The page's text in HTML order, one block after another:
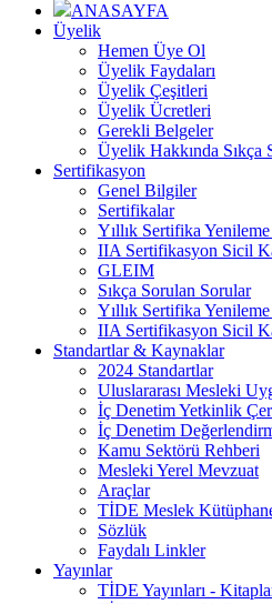
ANASAYFA
Üyelik
Hemen Üye Ol
Üyelik Faydaları
Üyelik Çeşitleri
Üyelik Ücretleri
Gerekli Belgeler
Üyelik Hakkında Sıkça
Sertifikasyon
Genel Bilgiler
Sertifikalar
Yıllık Sertifika Yenileme
IIA Sertifikasyon Sicil
GLEIM
Sıkça Sorulan Sorular
Yıllık Sertifika Yenileme
IIA Sertifikasyon Sicil
Standartlar & Kaynaklar
2024 Standartlar
Uluslararası Mesleki
İç Denetim Yetkinlik
İç Denetim
Kamu Sektörü Rehberi
Mesleki Yerel Mevzuat
Araçlar
TİDE Meslek
Sözlük
Faydalı Linkler
Yayınlar
TİDE Yayınları -